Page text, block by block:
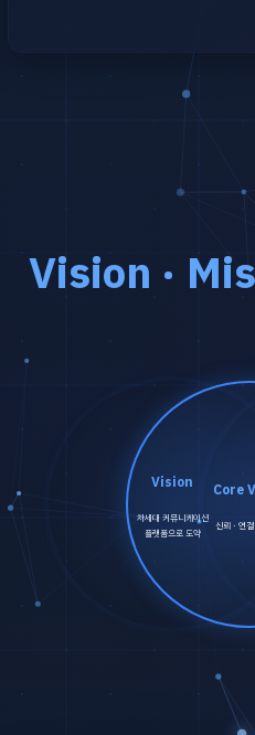
Vision ·
Vision
차세대 커뮤니케이션
플랫폼으로 도약
Core
신뢰 · 연